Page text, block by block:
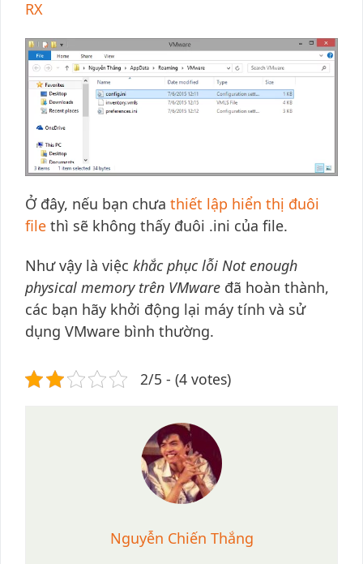
RX
Ở đây, nếu bạn chưa thiết lập hiển thị đuôi
file thì sẽ không thấy đuôi .ini của file.
Như vậy là việc khắc phục lỗi Not enough
physical memory trên VMware đã hoàn thành,
các bạn hãy khởi động lại máy tính và sử
dụng VMware bình thường.
2/5 - (4 votes)
Nguyễn Chiến Thắng